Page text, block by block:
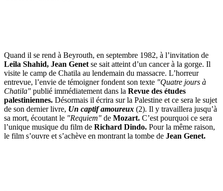
Quand il se rend à Beyrouth, en septembre 1982, à l’invitation de
Leila Shahid, Jean Genet se sait atteint d’un cancer à la gorge. Il
visite le camp de Chatila au lendemain du massacre. L’horreur
entrevue, l’envie de témoigner fondent son texte "Quatre jours à
Chatila" publié immédiatement dans la Revue des études
palestiniennes. Désormais il écrira sur la Palestine et ce sera le sujet
de son dernier livre, Un captif amoureux (2). Il y travaillera jusqu’à
sa mort, écoutant le "Requiem" de Mozart. C’est pourquoi ce sera
l’unique musique du film de Richard Dindo. Pour la même raison,
le film s’ouvre et s’achève en montrant la tombe de Jean Genet.